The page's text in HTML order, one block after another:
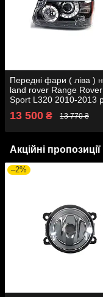
Передні фари ( ліва )
land rover Range Rover
Sport L320 2010-2013
13 500 ₴ 13 770 ₴
Акційні
–2%